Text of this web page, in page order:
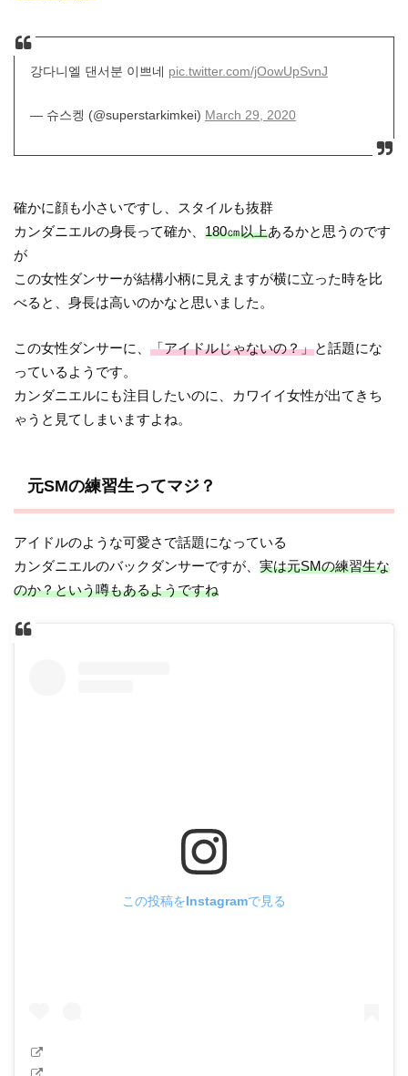
강다니엘 댄서분 이쁘네 pic.twitter.com/jOowUpSvnJ
— 슈스켕 (@superstarkimkei) March 29, 2020
確かに顔も小さいですし、スタイルも抜群
カンダニエルの身長って確か、180㎝以上あるかと思うのです
が
この女性ダンサーが結構小柄に見えますが横に立った時を比
べると、身長は高いのかなと思いました。
この女性ダンサーに、「アイドルじゃないの？」と話題にな
っているようです。
カンダニエルにも注目したいのに、カワイイ女性が出てきち
ゃうと見てしまいますよね。
元SMの練習生ってマジ？
アイドルのような可愛さで話題になっている
カンダニエルのバックダンサーですが、実は元SMの練習生な
のか？という噂もあるようですね
この投稿をInstagramで見る